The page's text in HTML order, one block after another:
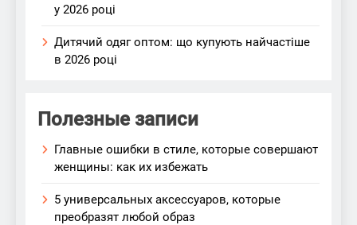
у 2026 році
Дитячий одяг оптом: що купують найчастіше
в 2026 році
Полезные записи
Главные ошибки в стиле, которые совершают
женщины: как их избежать
5 универсальных аксессуаров, которые
преобразят любой образ